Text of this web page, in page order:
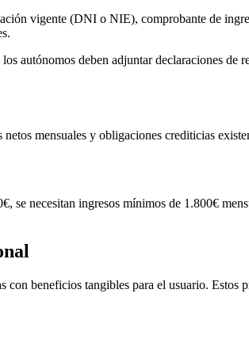
vigente (DNI o NIE), comprobante de
autónomos deben adjuntar declaraciones
mensuales y obligaciones crediticias
se necesitan ingresos mínimos de 1.800€
beneficios tangibles para el usuario.